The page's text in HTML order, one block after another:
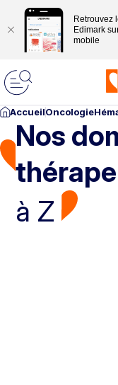
Retrouvez
Edimark
mobile
AccueilOncologie
Nos
à Z